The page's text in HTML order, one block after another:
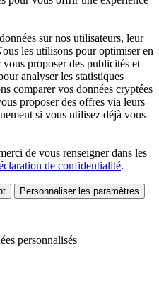
sur nos utilisateurs, leur
les utilisons pour optimiser en
proposer des publicités et
analyser les statistiques
comparer vos données cryptées
proposer des offres via leurs
si vous utilisez déjà vous-
de vous renseigner dans les
de confidentialité.
Personnaliser les paramètres
personnalisés